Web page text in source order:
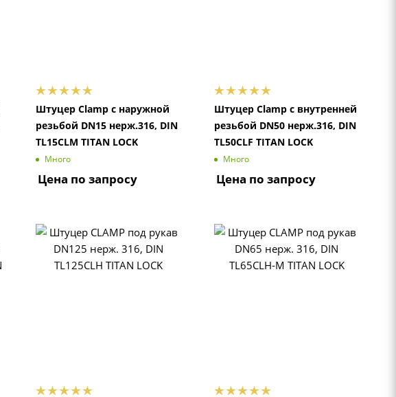
Штуцер Clamp с наружной
резьбой DN15 нерж.316, DIN
TL15CLM TITAN LOCK
Много
Цена по запросу
Штуцер Clamp с внутренней
резьбой DN50 нерж.316, DIN
TL50CLF TITAN LOCK
Много
Цена по запросу